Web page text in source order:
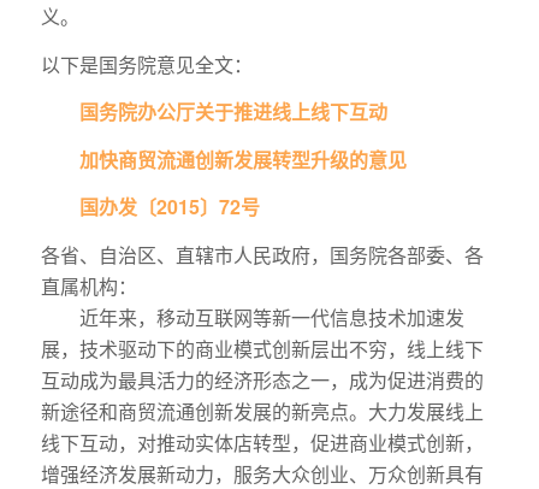
义。
以下是国务院意见全文：
国务院办公厅关于推进线上线下互动
加快商贸流通创新发展转型升级的意见
国办发〔2015〕72号
各省、自治区、直辖市人民政府，国务院各部委、各
直属机构：
近年来，移动互联网等新一代信息技术加速发
展，技术驱动下的商业模式创新层出不穷，线上线下
互动成为最具活力的经济形态之一，成为促进消费的
新途径和商贸流通创新发展的新亮点。大力发展线上
线下互动，对推动实体店转型，促进商业模式创新，
增强经济发展新动力，服务大众创业、万众创新具有